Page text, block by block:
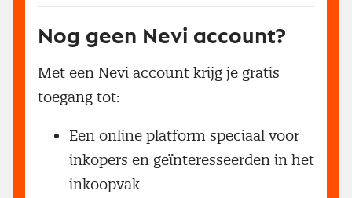
Nog geen Nevi account?
Met een Nevi account krijg je gratis
toegang tot:
Een online platform speciaal voor
inkopers en geïnteresseerden in het
inkoopvak